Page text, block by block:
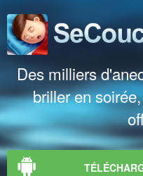
Des milliers
briller en